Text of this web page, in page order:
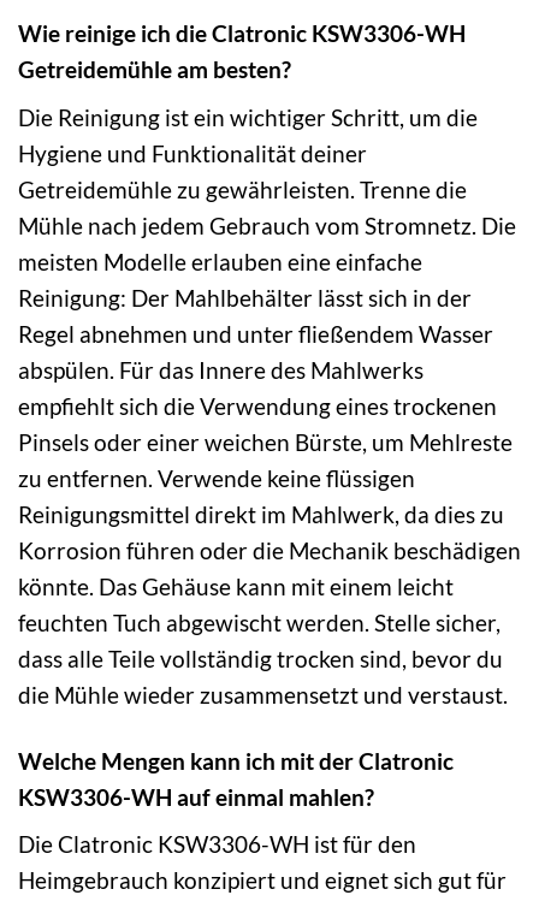
Wie reinige ich die Clatronic KSW3306-WH
Getreidemühle am besten?
Die Reinigung ist ein wichtiger Schritt, um die
Hygiene und Funktionalität deiner
Getreidemühle zu gewährleisten. Trenne die
Mühle nach jedem Gebrauch vom Stromnetz. Die
meisten Modelle erlauben eine einfache
Reinigung: Der Mahlbehälter lässt sich in der
Regel abnehmen und unter fließendem Wasser
abspülen. Für das Innere des Mahlwerks
empfiehlt sich die Verwendung eines trockenen
Pinsels oder einer weichen Bürste, um Mehlreste
zu entfernen. Verwende keine flüssigen
Reinigungsmittel direkt im Mahlwerk, da dies zu
Korrosion führen oder die Mechanik beschädigen
könnte. Das Gehäuse kann mit einem leicht
feuchten Tuch abgewischt werden. Stelle sicher,
dass alle Teile vollständig trocken sind, bevor du
die Mühle wieder zusammensetzt und verstaust.
Welche Mengen kann ich mit der Clatronic
KSW3306-WH auf einmal mahlen?
Die Clatronic KSW3306-WH ist für den
Heimgebrauch konzipiert und eignet sich gut für